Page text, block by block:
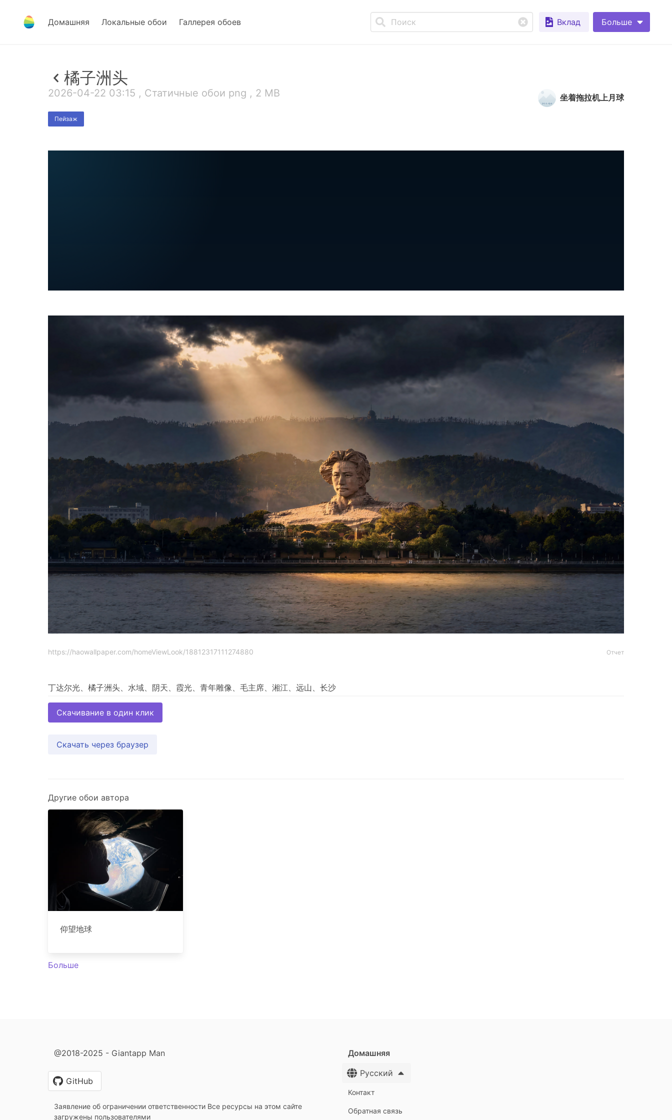
Домашняя Локальные обои Галлерея обоев Вклад Больше
橘子洲头
2026-04-22 03:15 , Статичные обои png , 2 MB
Пейзаж
坐着拖拉机上月球
https://haowallpaper.com/homeViewLook/18812317111274880 Отчет
Скачивание в один клик
Скачать через браузер
Другие обои автора
仰望地球
Больше
@2018-2025 - Giantapp Man
GitHub
Заявление об ограничении ответственности Все ресурсы на этом сайте
загружены пользователями
Домашняя
Русский
Контакт
Обратная связь